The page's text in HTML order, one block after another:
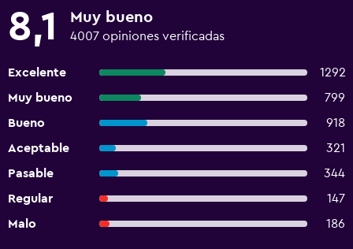
8,1 Muy bueno
4007 opiniones verificadas
Excelente
1292
Muy bueno
799
Bueno
918
Aceptable
321
Pasable
344
Regular
147
Malo
186